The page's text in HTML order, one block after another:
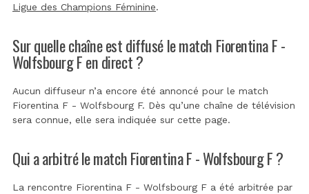
Ligue des Champions Féminine.
Sur quelle chaîne est diffusé le match Fiorentina F -
Wolfsbourg F en direct ?
Aucun diffuseur n’a encore été annoncé pour le match
Fiorentina F - Wolfsbourg F. Dès qu’une chaîne de télévision
sera connue, elle sera indiquée sur cette page.
Qui a arbitré le match Fiorentina F - Wolfsbourg F ?
La rencontre Fiorentina F - Wolfsbourg F a été arbitrée par